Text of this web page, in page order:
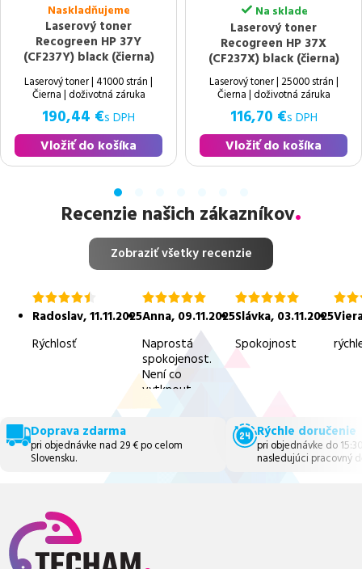
Naskladňujeme
Laserový toner
Recogreen HP 37Y
(CF237Y) black (čierna)
Laserový toner | 41000 strán |
Čierna | doživotná záruka
190,44 €s DPH
Vložiť do košíka
Na sklade
Laserový toner
Recogreen HP 37X
(CF237X) black (čierna)
Laserový toner | 25000 strán |
Čierna | doživotná záruka
116,70 €s DPH
Vložiť do košíka
Recenzie našich zákazníkov
Zobraziť všetky recenzie
hodnotenie
4.5
5
Radoslav,11.11.2025
Rýchlosť
hodnotenie
5.0
5
Anna, 09.11.2025
Naprostá
spokojenost.
Není co
vytknout.
hodnotenie
5.0
5
Slávka, 03.11.2025
Spokojnost
5.0
5
Doprava zdarma
pri objednávke nad 29 € po celom
Slovensku.
Rýchle doručenie
pri objednávke do
nasledujúci pracovný